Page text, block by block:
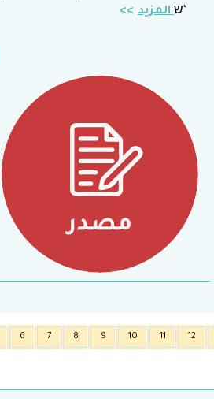
‘שالمزيد
6 7 8 9 10 11 12